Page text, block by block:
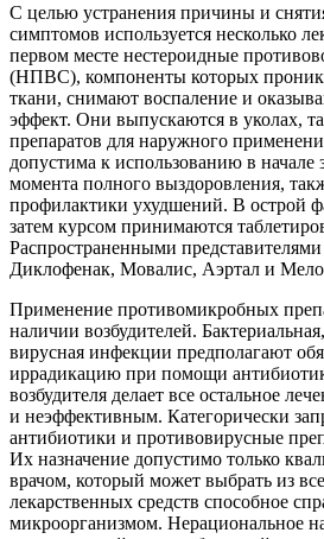
С целью устранения причины и
симптомов используется несколько
первом месте нестероидные
(НПВС), компоненты которых
ткани, снимают воспаление и
эффект. Они выпускаются в уколах,
препаратов для наружного
допустима к использованию в начале
момента полного выздоровления,
профилактики ухудшений. В острой
затем курсом принимаются
Распространенными
Диклофенак, Мовалис, Аэртал и
Применение противомикробных
наличии возбудителей.
вирусная инфекции предполагают
иррадикацию при помощи
возбудителя делает все остальное
и неэффективным. Категорически
антибиотики и противовирусные
Их назначение допустимо только
врачом, который может выбрать из
лекарственных средств способное
микроорганизмом. Нерациональное